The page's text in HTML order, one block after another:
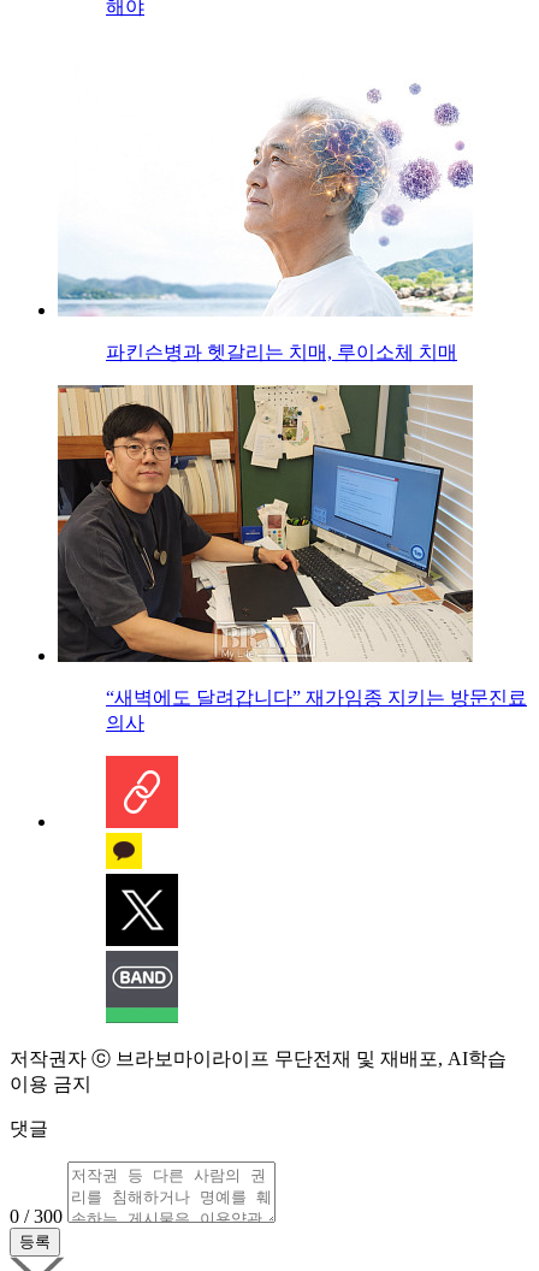
해야
파킨슨병과 헷갈리는 치매, 루이소체 치매
“새벽에도 달려갑니다” 재가임종 지키는 방문진료
의사
저작권자 ⓒ 브라보마이라이프 무단전재 및 재배포, AI학습
이용 금지
댓글
0 / 300